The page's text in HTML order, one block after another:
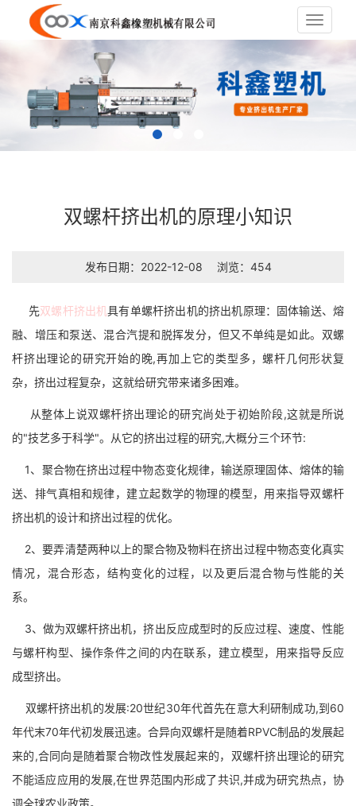
Toggle
双螺杆挤出机的原理小知识
发布日期：2022-12-08 浏览：454
先双螺杆挤出机具有单螺杆挤出机的挤出机原理：固体输送、熔
融、增压和泵送、混合汽提和脱挥发分，但又不单纯是如此。双螺
杆挤出理论的研究开始的晚,再加上它的类型多，螺杆几何形状复
杂，挤出过程复杂，这就给研究带来诸多困难。
从整体上说双螺杆挤出理论的研究尚处于初始阶段,这就是所说
的"技艺多于科学"。从它的挤出过程的研究,大概分三个环节:
1、聚合物在挤出过程中物态变化规律，输送原理固体、熔体的输
送、排气真相和规律，建立起数学的物理的模型，用来指导双螺杆
挤出机的设计和挤出过程的优化。
2、要弄清楚两种以上的聚合物及物料在挤出过程中物态变化真实
情况，混合形态，结构变化的过程，以及更后混合物与性能的关
系。
3、做为双螺杆挤出机，挤出反应成型时的反应过程、速度、性能
与螺杆构型、操作条件之间的内在联系，建立模型，用来指导反应
成型挤出。
双螺杆挤出机的发展:20世纪30年代首先在意大利研制成功,到60
年代末70年代初发展迅速。合异向双螺杆是随着RPVC制品的发展起
来的,合同向是随着聚合物改性发展起来的，双螺杆挤出理论的研究
不能适应应用的发展,在世界范围内形成了共识,并成为研究热点，协
调全球农业政策。